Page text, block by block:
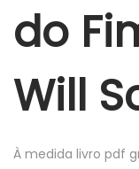
b
e
7
2
do
Will
À medida livro pdf